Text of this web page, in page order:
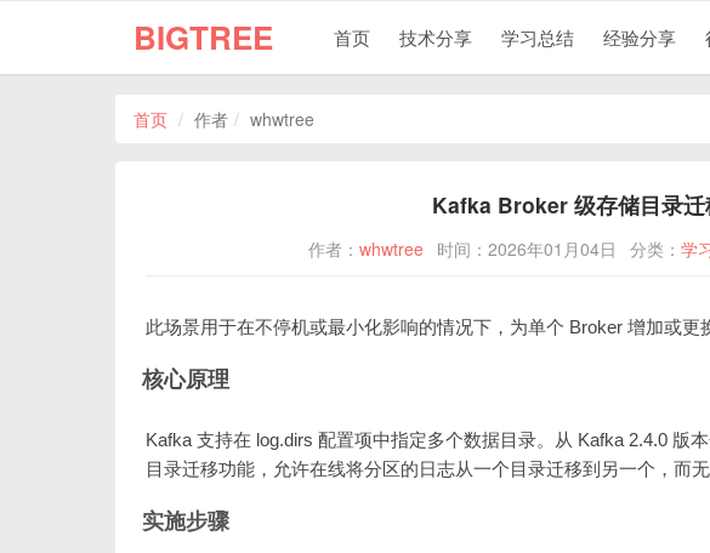
BIGTREE 首页 技术分享 学习总结 经验分享
首页 作者 whwtree
Kafka Broker 级存储目录迁
作者： whwtree 时间：2026年01月04日 分类： 学
此场景用于在不停机或最小化影响的情况下，为单个 Broker 增加或更
核心原理
Kafka 支持在 log.dirs 配置项中指定多个数据目录。从 Kafka 2.4.0 版
目录迁移功能，允许在线将分区的日志从一个目录迁移到另一个，而无
实施步骤